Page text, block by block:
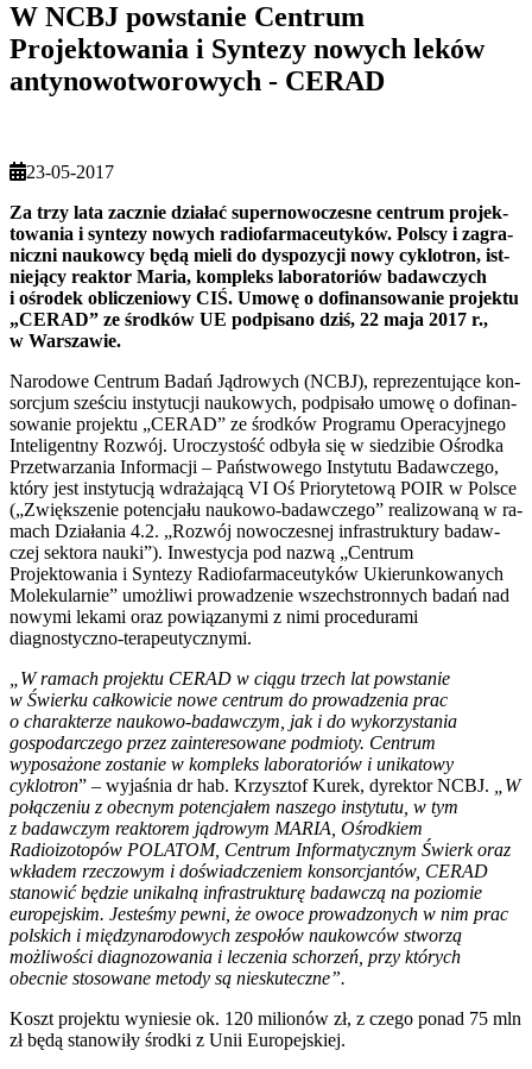
W NCBJ powstanie Centrum
Projektowania i Syntezy nowych leków
antynowotworowych - CERAD
23-05-2017
Za trzy la­ta za­cznie dzia­łać su­per­no­wo­cze­sne cen­trum pro­jek­
to­wa­nia i syn­te­zy no­wych ra­dio­far­ma­ceu­ty­ków. Pol­scy i za­gra­
nicz­ni na­ukow­cy bę­dą mie­li do dys­po­zy­cji no­wy cy­klo­tron, ist­
nie­ją­cy re­ak­tor Ma­ria, kom­pleks la­bo­ra­to­riów ba­daw­czych
i ośro­dek obli­cze­nio­wy CIŚ. Umo­wę o do­fi­nan­so­wa­nie pro­jek­tu
„CERAD” ze środ­ków UE pod­pi­sa­no dziś, 22 ma­ja 2017 r.,
w War­sza­wie.
Na­ro­do­we Cen­trum Ba­dań Ją­dro­wych (NCBJ), re­pre­zen­tu­ją­ce kon­
sor­cjum sze­ściu in­sty­tu­cji na­uko­wych, pod­pi­sa­ło umo­wę o do­fi­nan­
so­wa­nie pro­jek­tu „CERAD” ze środ­ków Pro­gra­mu Ope­ra­cyj­ne­go
In­te­li­gent­ny Ro­zwój. Uro­czy­stość od­by­ła się w sie­dzi­bie Ośrod­ka
Prze­twa­rza­nia In­for­ma­cji – Pań­stwo­we­go In­sty­tu­tu Ba­daw­cze­go,
któ­ry jest in­sty­tu­cją wdra­ża­ją­cą VI Oś Prio­ry­te­to­wą POIR w Pol­sce
(„Zwięk­sze­nie po­ten­cja­łu na­uko­wo-ba­daw­cze­go” re­ali­zo­wa­ną w ra­
mach Dzia­ła­nia 4.2. „Ro­zwój no­wo­cze­snej in­fra­struk­tu­ry ba­daw­
czej sek­to­ra na­uki”). Inwestycja pod nazwą „Centrum
Projektowania i Syntezy Radiofarmaceutyków Ukierunkowanych
Molekularnie” umożliwi prowadzenie wszechstronnych badań nad
nowymi lekami oraz powiązanymi z nimi procedurami
diagnostyczno-terapeutycznymi.
„W ramach projektu CERAD w ciągu trzech lat powstanie
w Świerku całkowicie nowe centrum do prowadzenia prac
o charakterze naukowo-badawczym, jak i do wykorzystania
gospodarczego przez zainteresowane podmioty. Centrum
wyposażone zostanie w kompleks laboratoriów i unikatowy
cyklotron” – wyjaśnia dr hab. Krzysztof Kurek, dyrektor NCBJ.
„W
połączeniu z obecnym potencjałem naszego instytutu, w tym
z badawczym reaktorem jądrowym MARIA, Ośrodkiem
Radioizotopów POLATOM, Centrum Informatycznym Świerk oraz
wkładem rzeczowym i doświadczeniem konsorcjantów, CERAD
stanowić będzie unikalną infrastrukturę badawczą na poziomie
europejskim. Jesteśmy pewni, że owoce prowadzonych w nim prac
polskich i międzynarodowych zespołów naukowców stworzą
możliwości diagnozowania i leczenia schorzeń, przy których
obecnie stosowane metody są nieskuteczne”.
Koszt projektu wyniesie ok. 120 milionów zł, z czego ponad 75 mln
zł będą stanowiły środki z Unii Europejskiej.